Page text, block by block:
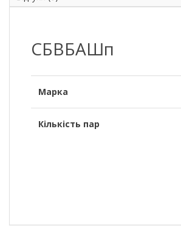
СБВБАШп
Марка
Кількість пар